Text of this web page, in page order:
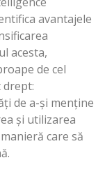
avantajele
acesta,
de cel
de a-și menține
și utilizarea
care să